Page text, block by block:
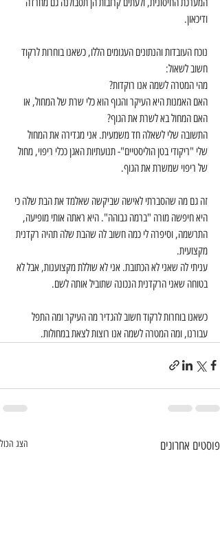
ודיכאון.
נוכח העובדות והנתונים העגומים הללו, כשאנו בוחרות לרקוד
חשוב לשאול:
מהי המטרה לשמה אנו רוקדות?
האם האמנות היא העיקר והגוף הוא כלי שרת של המחול, או
האם המחול בא לשרת את הגוף?
התשובה שלי לשאלה חד משמעית. אני מגדירה את המחול
שלי "ריקודי בטן הוליסטיים"- תנועתיות האגן ככלי ריפוי, מחול
של ריפוי שמשרת את הגוף.
זה גם מה שהסברתי לאישה שביקשה שאלמד את הבת שלה כי
היא חיפשה מורה "ברמה גבוהה". היא ראתה אותי מופיעה,
התרשמה, וסיפרה לי כמה חשוב לה שהבת שלה תהיה רקדנית
מקצועית.
עניתי לה שאני לא הכתובת. אני לא שוללת מקצוענות, אבל לא
בטוחה שאני הרקדנית הנכונה שתוביל אותה לשם.
כשאנו בוחרות לרקוד חשוב להגדיר מה העיקר ומה התפל
עבורנו, ומה המטרה לשמה אנו רוצות לצאת במחולות.
פוסטים אחרונים הצג הכול